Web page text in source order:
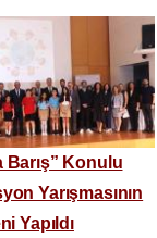
Barış” Konulu
Yarışmasının
Yapıldı